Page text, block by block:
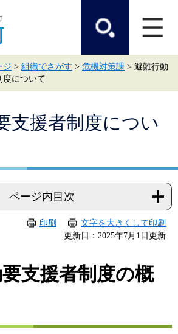
ジ > 組織でさがす > 危機対策課 > 避難行動
度について
支援者制度につい
ページ内目次
印刷
文字を大きくして印刷
更新日：2025年7月1日更新
支援者制度の概